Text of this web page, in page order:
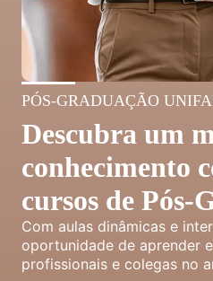
PÓS-GRADUAÇÃO
Descubra um
conhecimento
cursos de Pós-
Com aulas dinâmicas e
oportunidade de aprender
profissionais e colegas no